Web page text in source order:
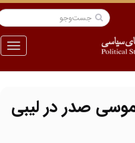
منو
صدر در لیبى